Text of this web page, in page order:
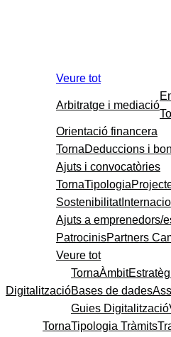
Veure tot
Arbitratge i mediació
Orientació financera
TornaDeduccions i
Ajuts i convocatòries
TornaTipologia
Sostenibilitat
Ajuts a emprenedors/
PatrocinisPartners
Veure tot
Digitalització
TornaÀmbit
Bases de dades
Guies Digitalització
TornaTipologia Tràmits